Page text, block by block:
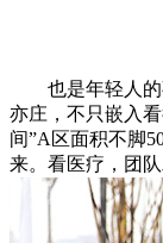
也是年轻人的
亦庄，不只嵌入
间”A区面积不脚
来。看医疗，团